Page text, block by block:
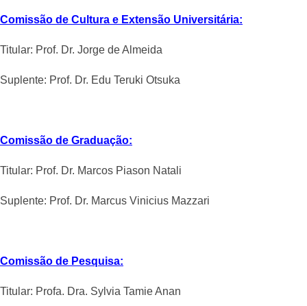
Comissão de Cultura e Extensão Universitária:
Titular: Prof. Dr. Jorge de Almeida
Suplente: Prof. Dr. Edu Teruki Otsuka
Comissão de Graduação:
Titular: Prof. Dr. Marcos Piason Natali
Suplente: Prof. Dr. Marcus Vinicius Mazzari
Comissão de Pesquisa:
Titular: Profa. Dra. Sylvia Tamie Anan